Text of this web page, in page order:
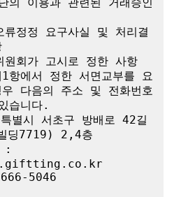
정정 요구사실 및 처리결
회가 고시로 정한 사항
항에서 정한 서면교부를 요
다음의 주소 및 전화번호
습니다.
별시 서초구 방배로 42길
딩7719) 2,4층
:
5046